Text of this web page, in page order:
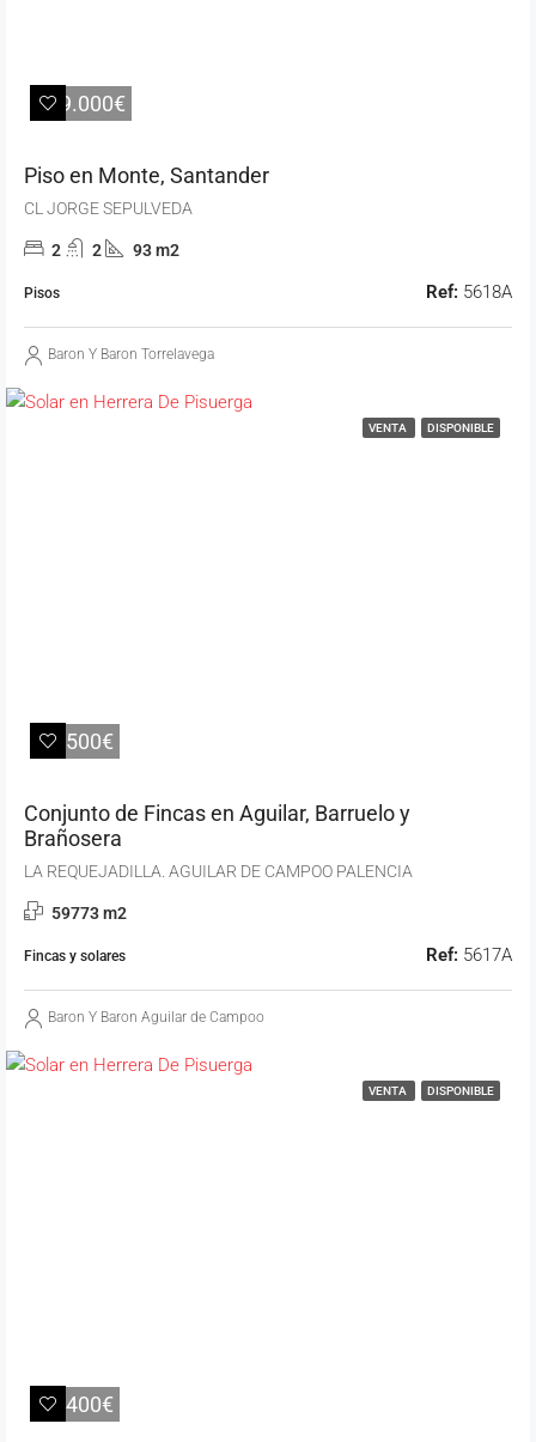
389.000€
Piso en Monte, Santander
CL JORGE SEPULVEDA
2 2 93 m2
Pisos Ref: 5618A
Baron Y Baron Torrelavega
VENTA DISPONIBLE
26.500€
Conjunto de Fincas en Aguilar, Barruelo y
Brañosera
LA REQUEJADILLA. AGUILAR DE CAMPOO PALENCIA
59773 m2
Fincas y solares Ref: 5617A
Baron Y Baron Aguilar de Campoo
VENTA DISPONIBLE
11.400€